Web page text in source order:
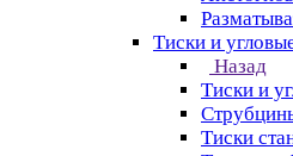
Тиски и
Назад
Тиски и
Тиски